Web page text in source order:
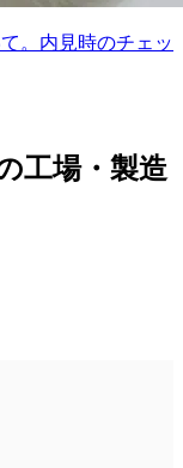
。内見時のチェッ
工場・製造